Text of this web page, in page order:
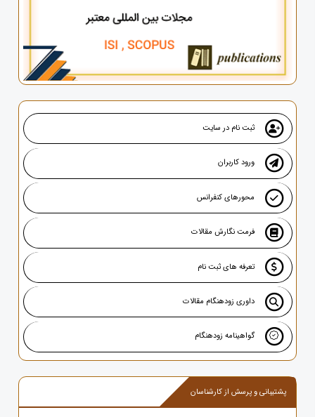
ثبت نام در سایت
ورود کاربران
محورهای کنفرانس
فرمت نگارش مقالات
تعرفه های ثبت نام
داوری زودهنگام مقالات
گواهینامه زودهنگام
پشتیبانی و پرسش از کارشناسان